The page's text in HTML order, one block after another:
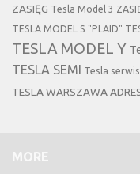
ZASIĘG Tesla Model 3
TESLA MODEL S "PLAID"
TESLA MODEL Y
TESLA SEMI Tesla serwis
TESLA WARSZAWA
MORE